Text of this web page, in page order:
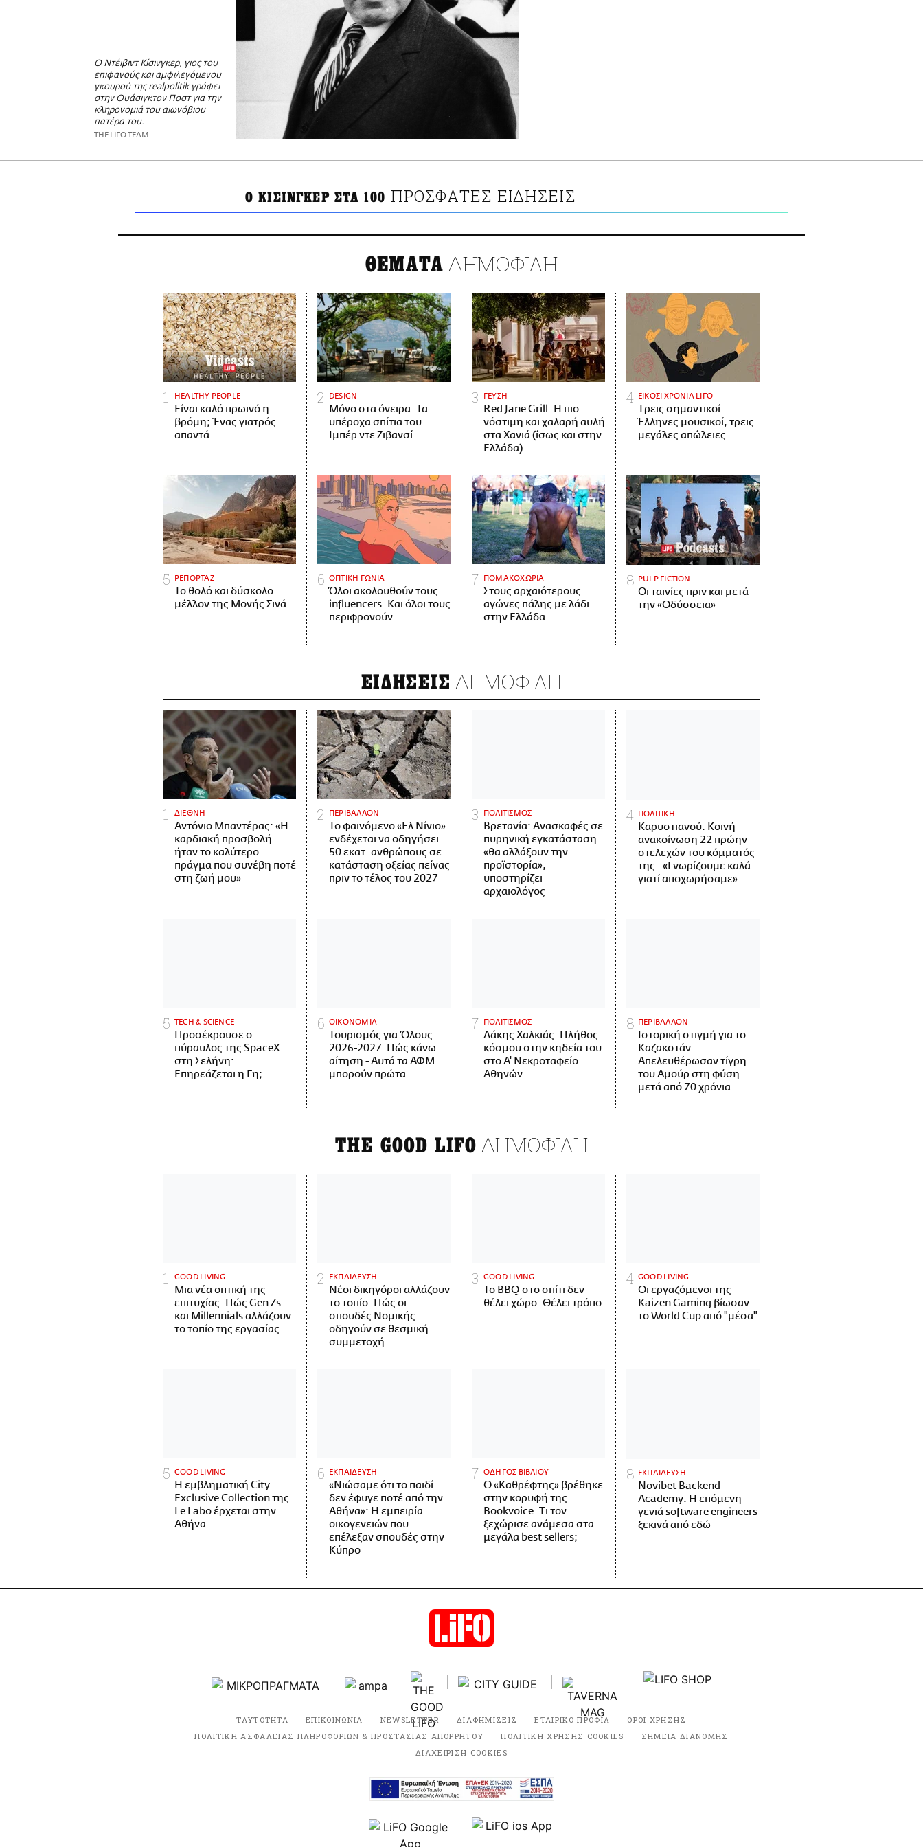
Ο Ντέιβιντ Κίσινγκερ, γιος του
επιφανούς και αμφιλεγόμενου
γκουρού της realpolitik γράφει
στην Ουάσιγκτον Ποστ για την
κληρονομιά του αιωνόβιου
πατέρα του.
THE LIFO TEAM
Ο ΚΙΣΙΝΓΚΕΡ ΣΤΑ 100 ΠΡΟΣΦΑΤΕΣ ΕΙΔΗΣΕΙΣ
ΘΕΜΑΤΑ ΔΗΜΟΦΙΛΗ
HEALTHY PEOPLE
Είναι καλό πρωινό η
βρόμη; Ένας γιατρός
απαντά
DESIGN
Μόνο στα όνειρα: Τα
υπέροχα σπίτια του
Ιμπέρ ντε Ζιβανσί
ΓΕΥΣΗ
Red Jane Grill: Η πιο
νόστιμη και χαλαρή αυλή
στα Χανιά (ίσως και στην
Ελλάδα)
ΕΙΚΟΣΙ ΧΡΟΝΙΑ LIFO
Tρεις σημαντικοί
Έλληνες μουσικοί, τρεις
μεγάλες απώλειες
ΡΕΠΟΡΤΑΖ
Το θολό και δύσκολο
μέλλον της Μονής Σινά
ΟΠΤΙΚΗ ΓΩΝΙΑ
Όλοι ακολουθούν τους
influencers. Και όλοι τους
περιφρονούν.
ΠΟΜΑΚΟΧΩΡΙΑ
Στους αρχαιότερους
αγώνες πάλης με λάδι
στην Ελλάδα
PULP FICTION
Οι ταινίες πριν και μετά
την «Οδύσσεια»
ΕΙΔΗΣΕΙΣ ΔΗΜΟΦΙΛΗ
ΔΙΕΘΝΗ
Αντόνιο Μπαντέρας: «Η
καρδιακή προσβολή
ήταν το καλύτερο
πράγμα που συνέβη ποτέ
στη ζωή μου»
ΠΕΡΙΒΑΛΛΟΝ
Το φαινόμενο «Ελ Νίνιο»
ενδέχεται να οδηγήσει
50 εκατ. ανθρώπους σε
κατάσταση οξείας πείνας
πριν το τέλος του 2027
ΠΟΛΙΤΙΣΜΟΣ
Βρετανία: Ανασκαφές σε
πυρηνική εγκατάσταση
«θα αλλάξουν την
προϊστορία»,
υποστηρίζει
αρχαιολόγος
ΠΟΛΙΤΙΚΗ
Καρυστιανού: Κοινή
ανακοίνωση 22 πρώην
στελεχών του κόμματός
της - «Γνωρίζουμε καλά
γιατί αποχωρήσαμε»
ΤECH & SCIENCE
Προσέκρουσε ο
πύραυλος της SpaceX
στη Σελήνη:
Επηρεάζεται η Γη;
ΟΙΚΟΝΟΜΙΑ
Τουρισμός για Όλους
2026-2027: Πώς κάνω
αίτηση - Αυτά τα ΑΦΜ
μπορούν πρώτα
ΠΟΛΙΤΙΣΜΟΣ
Λάκης Χαλκιάς: Πλήθος
κόσμου στην κηδεία του
στο Α' Νεκροταφείο
Αθηνών
ΠΕΡΙΒΑΛΛΟΝ
Ιστορική στιγμή για το
Καζακστάν:
Απελευθέρωσαν τίγρη
του Αμούρ στη φύση
μετά από 70 χρόνια
THE GOOD LIFO ΔΗΜΟΦΙΛΗ
GOOD LIVING
Μια νέα οπτική της
επιτυχίας: Πώς Gen Zs
και Millennials αλλάζουν
το τοπίο της εργασίας
ΕΚΠΑΙΔΕΥΣΗ
Νέοι δικηγόροι αλλάζουν
το τοπίο: Πώς οι
σπουδές Νομικής
οδηγούν σε θεσμική
συμμετοχή
GOOD LIVING
Το BBQ στο σπίτι δεν
θέλει χώρο. Θέλει τρόπο.
GOOD LIVING
Οι εργαζόμενοι της
Kaizen Gaming βίωσαν
το World Cup από "μέσα"
GOOD LIVING
Η εμβληματική City
Exclusive Collection της
Le Labo έρχεται στην
Αθήνα
ΕΚΠΑΙΔΕΥΣΗ
«Νιώσαμε ότι το παιδί
δεν έφυγε ποτέ από την
Αθήνα»: Η εμπειρία
οικογενειών που
επέλεξαν σπουδές στην
Κύπρο
ΟΔΗΓΟΣ ΒΙΒΛΙΟΥ
Ο «Καθρέφτης» βρέθηκε
στην κορυφή της
Bookvoice. Τι τον
ξεχώρισε ανάμεσα στα
μεγάλα best sellers;
ΕΚΠΑΙΔΕΥΣΗ
Novibet Backend
Academy: Η επόμενη
γενιά software engineers
ξεκινά από εδώ
ΤΑΥΤΟΤΗΤΑ ΕΠΙΚΟΙΝΩΝΙΑ NEWSLETTER ΔΙΑΦΗΜΙΣΕΙΣ ΕΤΑΙΡΙΚΟ ΠΡΟΦΙΛ
ΟΡΟΙ ΧΡΗΣΗΣ
ΠΟΛΙΤΙΚΗ ΑΣΦΑΛΕΙΑΣ ΠΛΗΡΟΦΟΡΙΩΝ & ΠΡΟΣΤΑΣΙΑΣ ΑΠΟΡΡΗΤΟΥ
ΠΟΛΙΤΙΚΗ ΧΡΗΣΗΣ COOKIES
ΣΗΜΕΙΑ ΔΙΑΝΟΜΗΣ
ΔΙΑΧΕΙΡΙΣΗ COOKIES